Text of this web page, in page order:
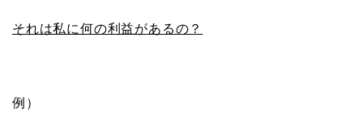
それは私に何の利益があるの？
例）